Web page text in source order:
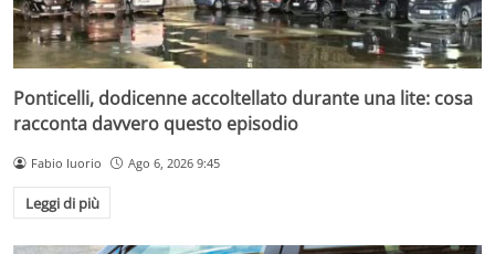
Ponticelli, dodicenne accoltellato durante una lite: cosa
racconta davvero questo episodio
Fabio Iuorio Ago 6, 2026 9:45
Leggi di più